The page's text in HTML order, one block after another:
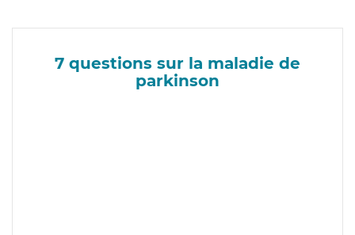
7 questions sur la maladie de
parkinson